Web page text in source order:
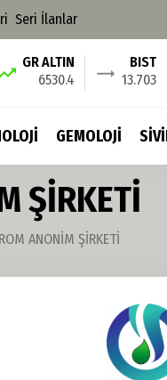
Seri İlanlar
GR ALTIN
6530.4
BIST
13.703
GEMOLOJİ
ŞİRKETİ
ANONİM ŞİRKETİ